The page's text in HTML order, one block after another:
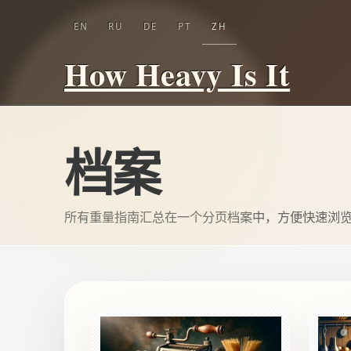
How Heavy Is It
EN RU DE PT ZH
档案
所有重量指南汇总在一个分页档案中，方便快速浏